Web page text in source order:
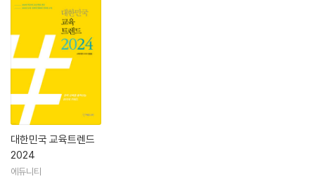
#소멸 위험 지역의 교육, 교육정책사회학, 불평등과 학교교육
정대수 경상남도교육청 미래교육원 교육정책연구소 교육연구사
경력_ (사)환경교육학회 이사, 국가환경교육센터 운영위원, 전 환경과생
명을지키는전국교사모임 사무처장
#기후위기, 지구생태시민교육, 생태전환교육
김현수 명지병원 정신건강의학과 임상교수
경력_ 별의친구들 대표, 성장학교 별 교장, 서울시자살예방센터 센터장,
안산정신건강트라우마센터 센터장, 대한청소년정신의학회 부회장
#정신건강, 대안교육, 청소년
대한민국 교육트렌드
2024
에듀니티